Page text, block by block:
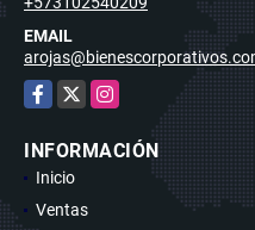
EMAIL
Facebook
X Instagram
INFORMACIÓN
Inicio
Ventas